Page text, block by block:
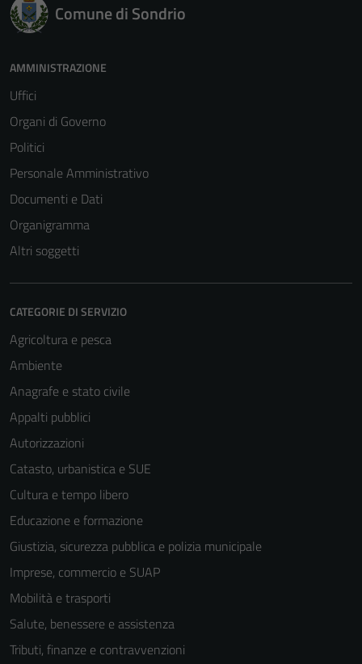
Comune di Sondrio
AMMINISTRAZIONE
Uffici
Organi di Governo
Politici
Personale Amministrativo
Documenti e Dati
Organigramma
Altri soggetti
CATEGORIE DI SERVIZIO
Agricoltura e pesca
Ambiente
Anagrafe e stato civile
Appalti pubblici
Autorizzazioni
Catasto, urbanistica e SUE
Cultura e tempo libero
Educazione e formazione
Giustizia, sicurezza pubblica e polizia municipale
Imprese, commercio e SUAP
Mobilità e trasporti
Salute, benessere e assistenza
Tributi, finanze e contravvenzioni